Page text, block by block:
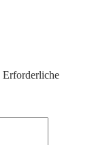
Erforderliche